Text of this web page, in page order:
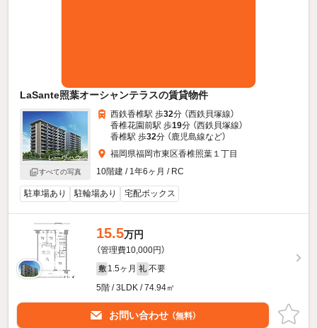
LaSante照葉オーシャンテラスの賃貸物件
すべての写真
西鉄香椎駅 歩32分 （西鉄貝塚線）
香椎花園前駅 歩19分 （西鉄貝塚線）
香椎駅 歩32分 （鹿児島線など）
福岡県福岡市東区香椎照葉１丁目
10階建 / 1年6ヶ月 / RC
駐車場あり 駐輪場あり 宅配ボックス
15.5万円
（管理費10,000円）
敷 1.5ヶ月 礼 不要
5階 / 3LDK / 74.94㎡
お問い合わせ （無料）